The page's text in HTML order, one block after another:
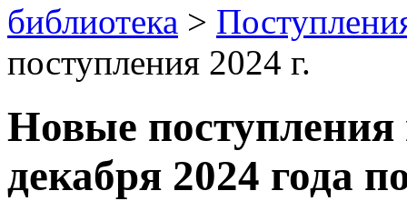
библиотека >
поступления 2024 г.
Новые поступления
декабря 2024 года